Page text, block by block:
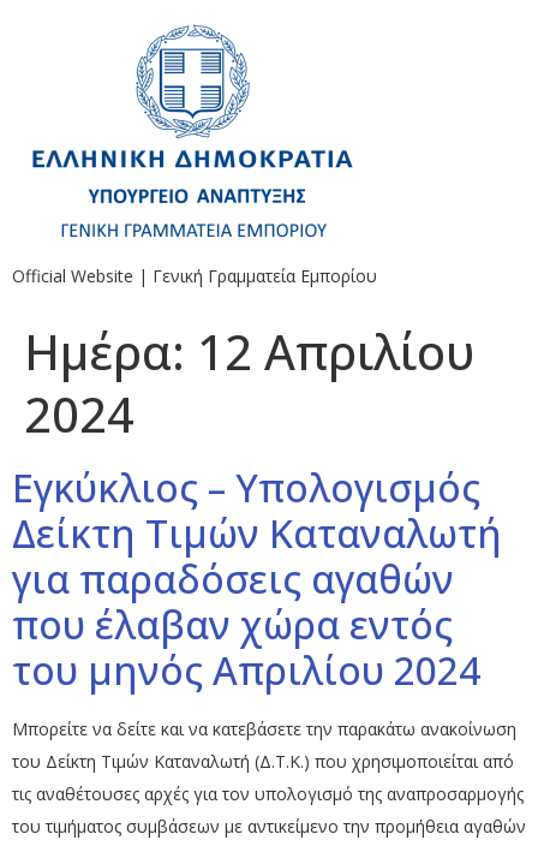
Official Website | Γενική Γραμματεία Εμπορίου
Ημέρα: 12 Απριλίου
2024
Εγκύκλιος – Υπολογισμός
Δείκτη Τιμών Καταναλωτή
για παραδόσεις αγαθών
που έλαβαν χώρα εντός
του μηνός Απριλίου 2024
Μπορείτε να δείτε και να κατεβάσετε την παρακάτω ανακοίνωση
του Δείκτη Τιμών Καταναλωτή (Δ.Τ.Κ.) που χρησιμοποιείται από
τις αναθέτουσες αρχές για τον υπολογισμό της αναπροσαρμογής
του τιμήματος συμβάσεων με αντικείμενο την προμήθεια αγαθών